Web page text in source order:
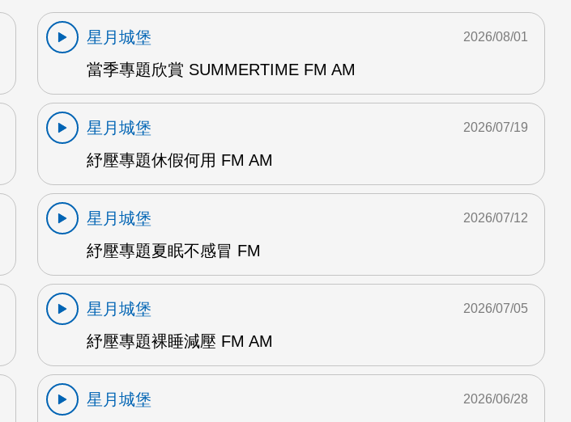
星月城堡
當季專題欣賞 SUMMERTIME FM AM
2026/08/01
星月城堡
紓壓專題休假何用 FM AM
2026/07/19
星月城堡
紓壓專題夏眠不感冒 FM
2026/07/12
星月城堡
紓壓專題裸睡減壓 FM AM
2026/07/05
星月城堡
2026/06/28